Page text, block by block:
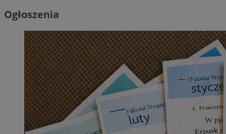
Ogłoszenia